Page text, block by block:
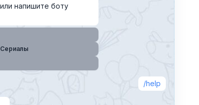
напишите боту
Сeриaлы
help